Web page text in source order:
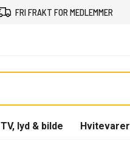
FRI FRAKT FOR MEDLEMMER
TV, lyd & bilde Hvitevarer